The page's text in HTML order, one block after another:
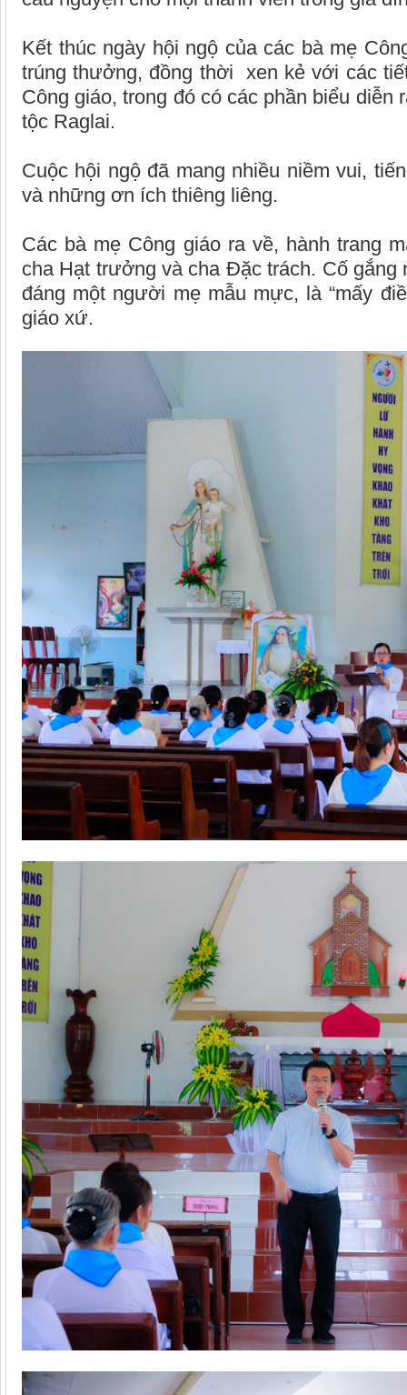
Kết thúc ngày hội ngộ của các bà mẹ
trúng thưởng, đồng thời xen kẻ với các
Công giáo, trong đó có các phần biểu diễn
tộc Raglai.
Cuộc hội ngộ đã mang nhiều niềm vui,
và những ơn ích thiêng liêng.
Các bà mẹ Công giáo ra về, hành trang
cha Hạt trưởng và cha Đặc trách. Cố
đáng một người mẹ mẫu mực, là “mấy
giáo xứ.